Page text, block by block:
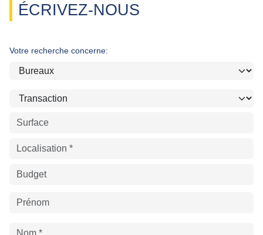
ÉCRIVEZ-NOUS
Votre recherche concerne: